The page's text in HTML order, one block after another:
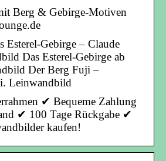
Berg & Gebirge-Motiven
Esterel-Gebirge – Claude
Das Esterel-Gebirge ab
Der Berg Fuji –
Leinwandbild
✔ Bequeme Zahlung
✔ 100 Tage Rückgabe ✔
kaufen!